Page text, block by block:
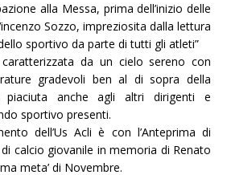
alla Messa, prima dell’inizio delle
Sozzo, impreziosita dalla lettura
sportivo da parte di tutti gli atleti”
da un cielo sereno con
gradevoli ben al di sopra della
piaciuta anche agli altri dirigenti e
sportivo presenti.
dell’Us Acli è con l’Anteprima di
calcio giovanile in memoria di Renato
meta’ di Novembre.